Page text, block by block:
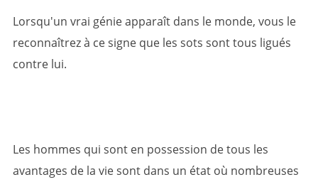
Lorsqu'un vrai génie apparaît dans le monde, vous le
reconnaîtrez à ce signe que les sots sont tous ligués
contre lui.
Les hommes qui sont en possession de tous les
avantages de la vie sont dans un état où nombreuses